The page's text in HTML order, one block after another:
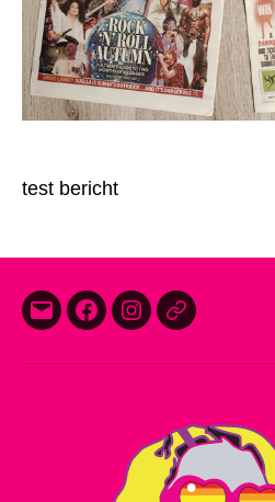
test bericht
E-
Facebook
InstagramThreads